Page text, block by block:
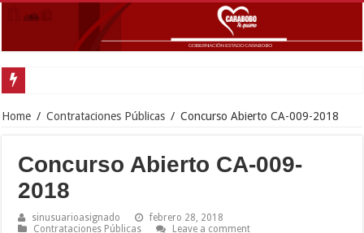
Home / Contrataciones Públicas / Concurso Abierto CA-009-2018
Concurso Abierto CA-009-
2018
sinusuarioasignado
febrero 28, 2018
Contrataciones Públicas
Leave a comment